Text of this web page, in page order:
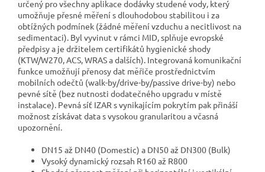
určený pro všechny aplikace dodávky studené vody, který
umožňuje přesné měření s dlouhodobou stabilitou i za
obtížných podmínek (žádné měření vzduchu a necitlivost na
sedimentaci). Byl vyvinut v rámci MID, splňuje evropské
předpisy a je držitelem certifikátů hygienické shody
(KTW/W270, ACS, WRAS a dalších). Integrovaná komunikační
funkce umožňují přenosy dat měřiče prostřednictvím
mobilních odečtů (walk-by/drive-by/passive drive-by) nebo
pevné sítě (bez nutnosti dodatečného upgradu v místě
instalace). Pevná síť IZAR s vynikajícím pokrytím pak přináší
možnost získávat data s vysokou granularitou a včasná
upozornění.
DN15 až DN40 (Domestic) a DN50 až DN300 (Bulk)
Vysoký dynamický rozsah R160 až R800